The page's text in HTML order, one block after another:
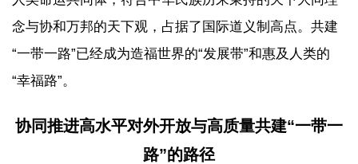
念与协和万邦的天下观，占据了国际道义制高点。共建
“一带一路”已经成为造福世界的“发展带”和惠及人类的
“幸福路”。
协同推进高水平对外开放与高质量共建“一带一
路”的路径